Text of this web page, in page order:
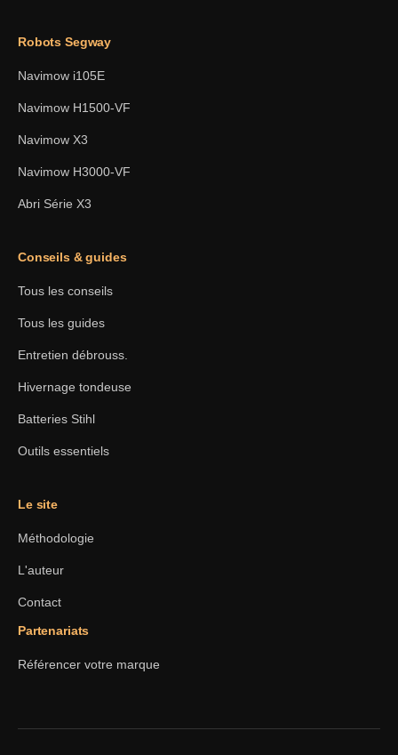
Robots Segway
Navimow i105E
Navimow H1500-VF
Navimow X3
Navimow H3000-VF
Abri Série X3
Conseils & guides
Tous les conseils
Tous les guides
Entretien débrouss.
Hivernage tondeuse
Batteries Stihl
Outils essentiels
Le site
Méthodologie
L'auteur
Contact
Partenariats
Référencer votre marque